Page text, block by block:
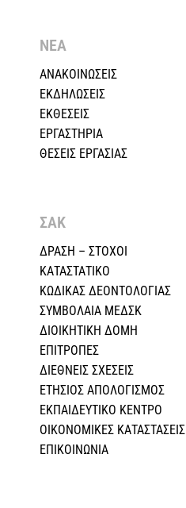
ΝΕΑ
ΑΝΑΚΟΙΝΩΣΕΙΣ
ΕΚΔΗΛΩΣΕΙΣ
ΕΚΘΕΣΕΙΣ
ΕΡΓΑΣΤΗΡΙΑ
ΘΕΣΕΙΣ ΕΡΓΑΣΙΑΣ
ΣΑΚ
ΔΡΑΣΗ – ΣΤΟΧΟΙ
ΚΑΤΑΣΤΑΤΙΚΟ
ΚΩΔΙΚΑΣ ΔΕΟΝΤΟΛΟΓΙΑΣ
ΣΥΜΒΟΛΑΙΑ ΜΕΔΣΚ
ΔΙΟΙΚΗΤΙΚΗ ΔΟΜΗ
ΕΠΙΤΡΟΠΕΣ
ΔΙΕΘΝΕΙΣ ΣΧΕΣEIΣ
ΕΤΗΣΙΟΣ ΑΠΟΛΟΓΙΣΜΟΣ
ΕΚΠΑΙΔΕΥΤΙΚΟ ΚΕΝΤΡΟ
ΟΙΚΟΝΟΜΙΚΕΣ ΚΑΤΑΣΤΑΣΕΙΣ
ΕΠΙΚΟΙΝΩΝΙΑ